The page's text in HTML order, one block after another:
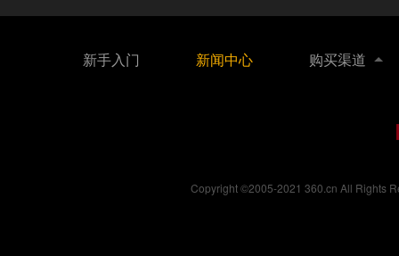
新手入门 新闻中心 购买渠道
Copyright ©2005-2021 360.cn All Rights